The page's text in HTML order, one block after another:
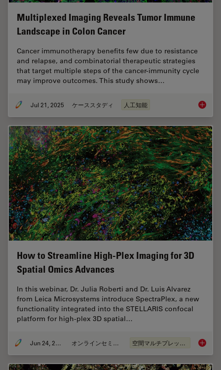
Multiplexed Imaging Reveals Tumor Immune
Landscape in Colon Cancer
Cancer immunotherapy benefits few due to resistance
and relapse, and combinatorial therapeutic strategies
that target multiple steps of the cancer-immunity cycle
may improve outcomes. This study shows…
Jul 21, 2025 ケーススタディ 人工知能
How to Streamline High-Plex Imaging for 3D
Spatial Omics Advances
In this webinar, Dr. Julia Roberti and Dr. Luis Alvarez
from Leica Microsystems introduce SpectraPlex, a new
functionality integrated into the STELLARIS confocal
platform for high-plex 3D spatial…
Jun 24, 2025 オンラインセミナー 空間マルチプレックス How to